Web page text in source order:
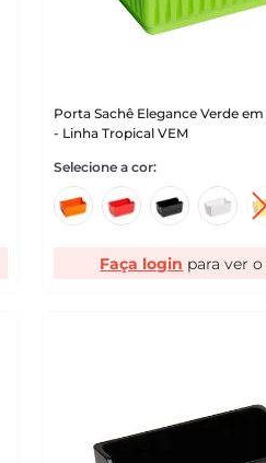
Porta Sachê Elegance Verde
- Linha Tropical VEM
Faça login